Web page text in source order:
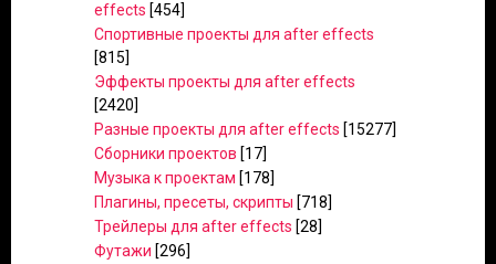
effects [454]
Спортивные проекты для after effects
[815]
Эффекты проекты для after effects
[2420]
Разные проекты для after effects [15277]
Сборники проектов [17]
Музыка к проектам [178]
Плагины, пресеты, скрипты [718]
Трейлеры для after effects [28]
Футажи [296]